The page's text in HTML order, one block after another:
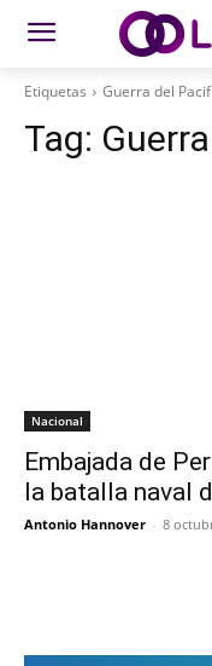
Etiquetas Guerra del
Tag:
Nacional
Embajada de
la batalla naval
Antonio Hannover - 8